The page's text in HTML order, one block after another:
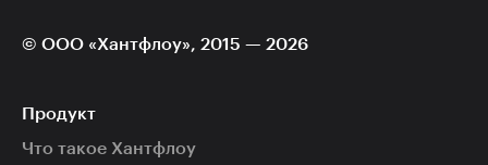
© ООО «Хантфлоу», 2015 — 2026
Продукт
Что такое Хантфлоу